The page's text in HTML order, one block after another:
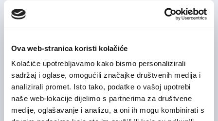
Ova web-stranica koristi kolačiće
Kolačiće upotrebljavamo kako bismo personalizirali
sadržaj i oglase, omogućili značajke društvenih medija i
analizirali promet. Isto tako, podatke o vašoj upotrebi
naše web-lokacije dijelimo s partnerima za društvene
medije, oglašavanje i analizu, a oni ih mogu kombinirati s
Manager
Financije i računovodstvo
On-site rad Grad Zagreb